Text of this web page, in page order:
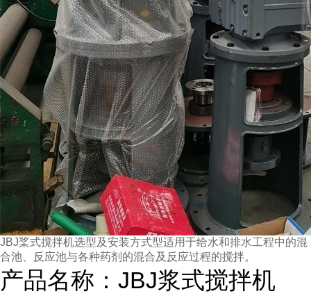
JBJ桨式搅拌机选型及安装方式型适用于给水和排水工程中的混
合池、反应池与各种药剂的混合及反应过程的搅拌。
产品名称：JBJ浆式搅拌机